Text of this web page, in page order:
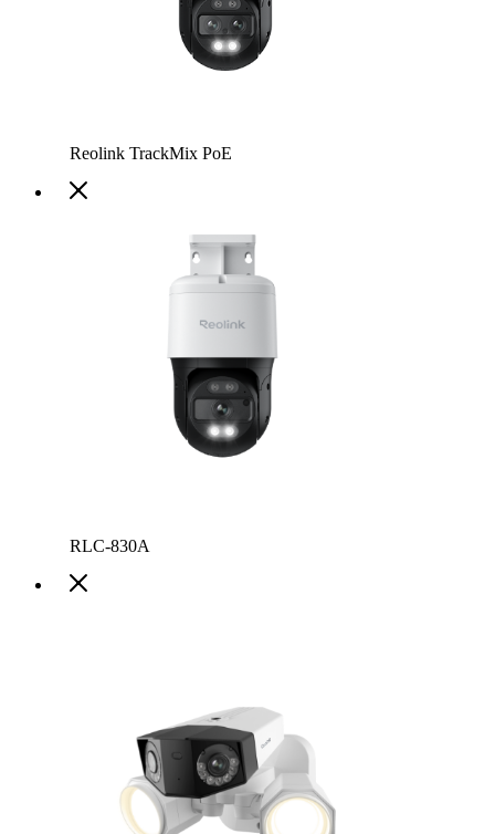
Reolink TrackMix PoE
RLC-830A